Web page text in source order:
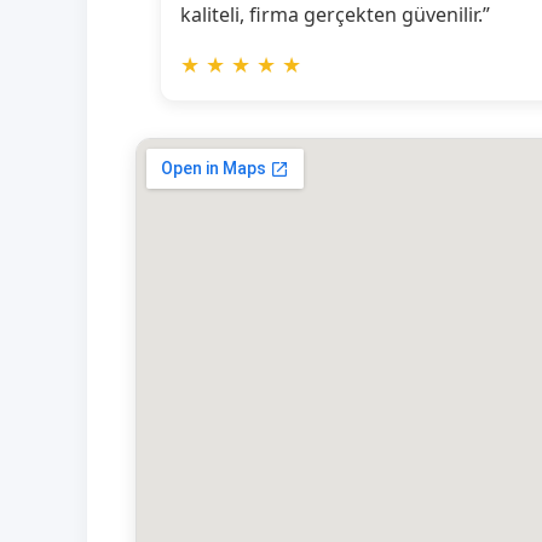
kaliteli, firma gerçekten güvenilir.”
★ ★ ★ ★ ★